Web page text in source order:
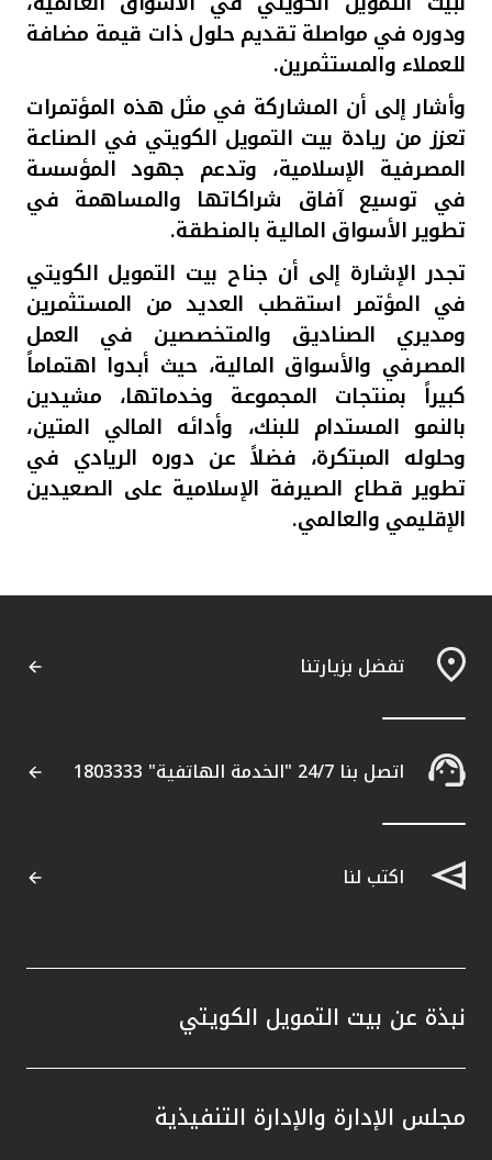
ودوره في مواصلة تقديم حلول ذات قيمة مضافة
للعملاء والمستثمرين.
وأشار إلى أن المشاركة في مثل هذه المؤتمرات
تعزز من ريادة بيت التمويل الكويتي في الصناعة
المصرفية الإسلامية، وتدعم جهود المؤسسة
في توسيع آفاق شراكاتها والمساهمة في
تطوير الأسواق المالية بالمنطقة.
تجدر الإشارة إلى أن جناح بيت التمويل الكويتي
في المؤتمر استقطب العديد من المستثمرين
ومديري الصناديق والمتخصصين في العمل
المصرفي والأسواق المالية، حيث أبدوا اهتماماً
كبيراً بمنتجات المجموعة وخدماتها، مشيدين
بالنمو المستدام للبنك، وأدائه المالي المتين،
وحلوله المبتكرة، فضلاً عن دوره الريادي في
تطوير قطاع الصيرفة الإسلامية على الصعيدين
الإقليمي والعالمي.
تفضل بزيارتنا
اتصل بنا 24/7 "الخدمة الهاتفية" 1803333
اكتب لنا
نبذة عن بيت التمويل الكويتي
مجلس الإدارة والإدارة التنفيذية